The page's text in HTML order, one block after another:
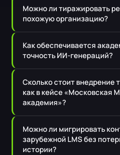
Можно ли тиражировать
похожую организацию?
Как обеспечивается
точность ИИ-генераций?
Сколько стоит внедрение
как в кейсе «Московская
академия»?
Можно ли мигрировать
зарубежной LMS без
истории?